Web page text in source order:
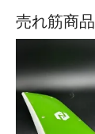
売れ筋商品